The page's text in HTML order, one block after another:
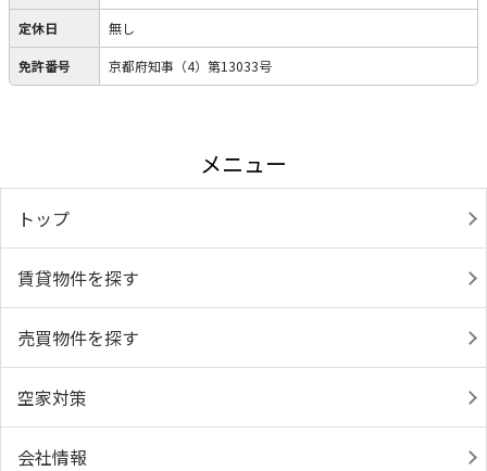
定休日 無し
免許番号 京都府知事（4）第13033号
メニュー
トップ
賃貸物件を探す
売買物件を探す
空家対策
会社情報